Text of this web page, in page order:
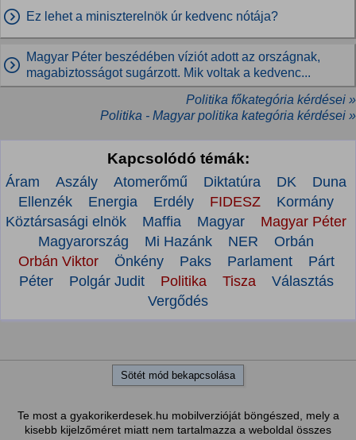
Ez lehet a miniszterelnök úr kedvenc nótája?
Magyar Péter beszédében víziót adott az országnak,
magabiztosságot sugárzott. Mik voltak a kedvenc...
Politika főkategória kérdései »
Politika - Magyar politika kategória kérdései »
Kapcsolódó témák:
Áram Aszály Atomerőmű Diktatúra DK
Duna
Ellenzék
Energia Erdély FIDESZ
Kormány
Köztársasági elnök
Maffia Magyar
Magyar Péter
Magyarország
Mi Hazánk NER
Orbán
Orbán Viktor
Önkény Paks Parlament
Párt
Péter
Polgár Judit Politika Tisza
Választás
Vergődés
Sötét mód bekapcsolása
Te most a gyakorikerdesek.hu mobilverzióját böngészed, mely a
kisebb kijelzőméret miatt nem tartalmazza a weboldal összes